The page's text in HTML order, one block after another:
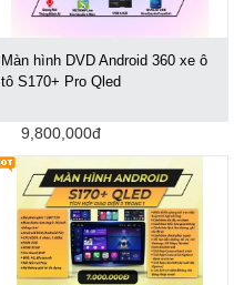
Màn hình DVD Android 360 xe ô
tô S170+ Pro Qled
9,800,000đ